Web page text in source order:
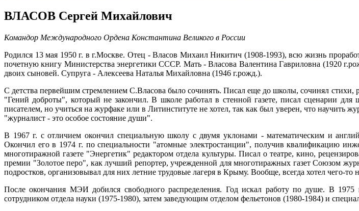
ВЛАСОВ Сергей Михайлович
Командор Международного Ордена Константина Великого в России
Родился 13 мая 1950 г. в г.Москве. Отец - Власов Михаил Никитич (1908-1993), всю жизнь
почетную книгу Министерства энергетики СССР. Мать - Власова Валентина Гавриловна (1920
двоих сыновей. Супруга - Алексеева Наталья Михайловна (1946 г.рожд.).
С детства первейшим стремлением С.Власова было сочинять. Писал еще до школы, сочинял стихи,
"Гений доброты", который не закончил. В школе работал в стенной газете, писал сценарии для
писателем, но учиться на журфаке или в Литинституте не хотел, так как был уверен, что научить
"журналист - это особое состояние души".
В 1967 г. с отличием окончил специальную школу с двумя уклонами - математическим и
Окончил его в 1974 г. по специальности "атомные электростанции", получив квалификацию
многотиражной газете "Энергетик" редактором отдела культуры. Писал о театре, кино,
премии "Золотое перо", как лучший репортер, учрежденной для многотиражных газет Союзом
подростков, организовывал для них летние трудовые лагеря в Крыму. Вообще, всегда хотел чего-то
После окончания МЭИ добился свободного распределения. Год искал работу по душе. В
сотрудником отдела науки (1975-1980), затем заведующим отделом фельетонов (1980-1984) и